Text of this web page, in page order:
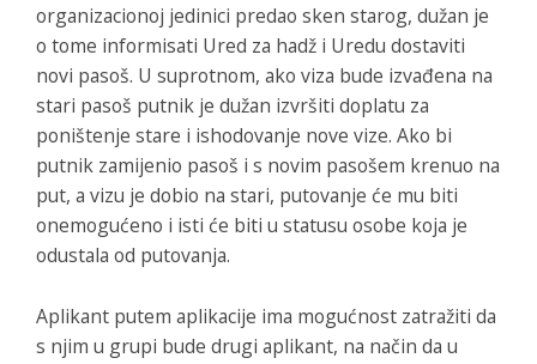
organizacionoj jedinici predao sken starog, dužan je
o tome informisati Ured za hadž i Uredu dostaviti
novi pasoš. U suprotnom, ako viza bude izvađena na
stari pasoš putnik je dužan izvršiti doplatu za
poništenje stare i ishodovanje nove vize. Ako bi
putnik zamijenio pasoš i s novim pasošem krenuo na
put, a vizu je dobio na stari, putovanje će mu biti
onemogućeno i isti će biti u statusu osobe koja je
odustala od putovanja.
Aplikant putem aplikacije ima mogućnost zatražiti da
s njim u grupi bude drugi aplikant, na način da u